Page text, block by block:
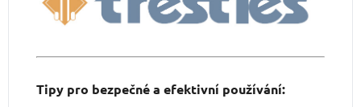
Tipy pro bezpečné a efektivní používání: